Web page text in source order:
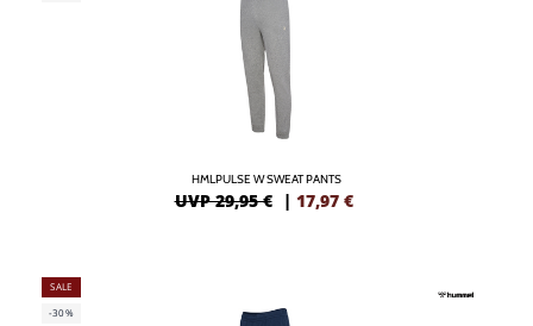
HMLPULSE W SWEAT PANTS
UVP 29,95 € | 17,97 €
SALE
-30%